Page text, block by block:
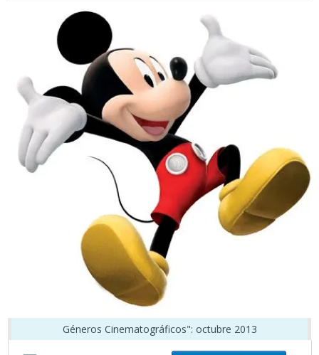
Géneros Cinematográficos": octubre 2013